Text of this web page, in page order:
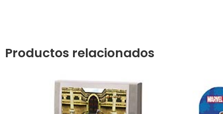
Productos relacionados